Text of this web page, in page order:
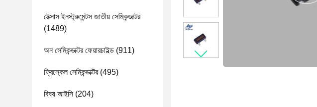
টেক্সাস ইনস্ট্রুমেন্টস জাতীয় সেমিকন্ডাক্টর
(1489)
অন ​​সেমিকন্ডাক্টর ফেয়ারচাইল্ড (911)
ফ্রিস্কেল সেমিকন্ডাক্টর(495)
বিষয় আইসি(204)